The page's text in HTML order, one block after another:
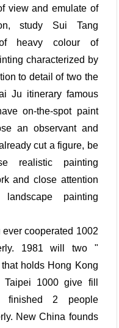
view and emulate of
study Sui Tang
of heavy colour of
characterized by
to detail of two the
Ju itinerary famous
on-the-spot paint
an observant and
cut a figure, be
realistic painting
and close attention
painting
ever cooperated 1002
1981 will two "
holds Hong Kong
1000 give fill
finished 2 people
New China founds